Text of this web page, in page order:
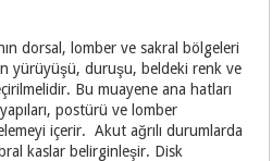
dorsal, lomber ve sakral bölgeleri
yürüyüşü, duruşu, beldeki renk ve
Bu muayene ana hatları
postürü ve lomber
içerir. Akut ağrılı durumlarda
kaslar belirginleşir. Disk